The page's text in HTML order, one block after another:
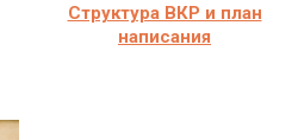
Структура ВКР и план
написания